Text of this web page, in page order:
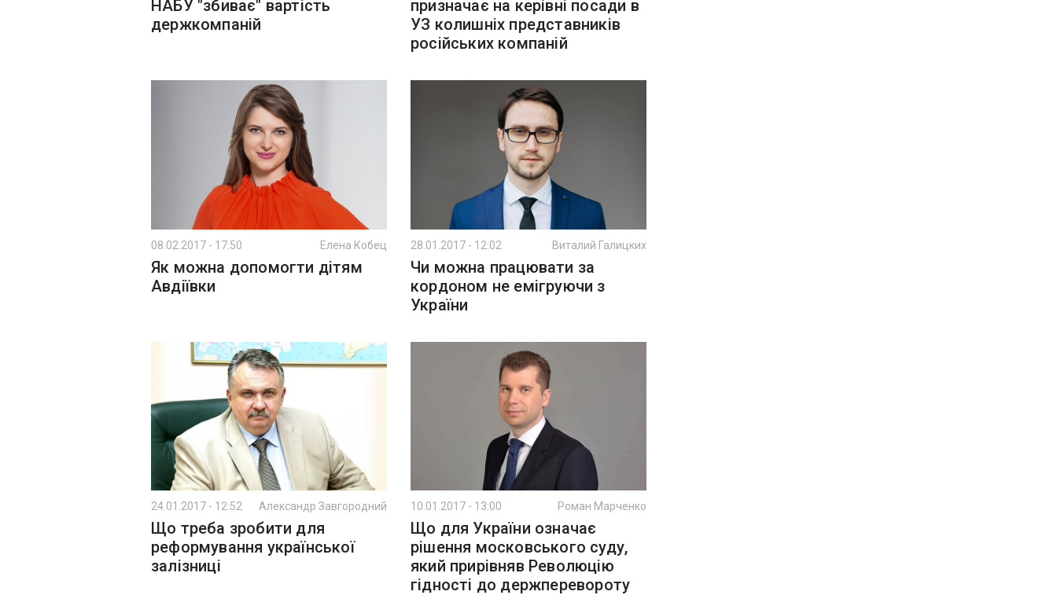
НАБУ "збиває" вартість
держкомпаній
призначає на керівні посади в
УЗ колишніх представників
російських компаній
08.02.2017 - 17:50 Елена Кобец
Як можна допомогти дітям
Авдіївки
28.01.2017 - 12:02 Виталий Галицких
Чи можна працювати за
кордоном не емігруючи з
України
24.01.2017 - 12:52 Александр Завгородний
Що треба зробити для
реформування української
залізниці
10.01.2017 - 13:00 Роман Марченко
Що для України означає
рішення московського суду,
який прирівняв Революцію
гідності до держперевороту